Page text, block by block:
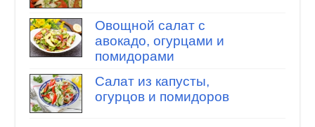
Овощной салат с
авокадо, огурцами и
помидорами
Салат из капусты,
огурцов и помидоров